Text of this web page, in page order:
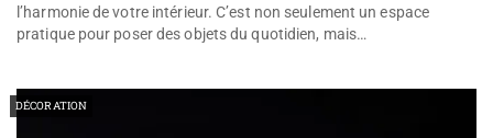
l’harmonie de votre intérieur. C’est non seulement un espace
pratique pour poser des objets du quotidien, mais…
DÉCORATION